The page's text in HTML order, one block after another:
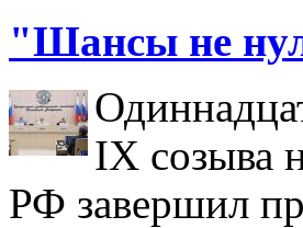
"Шансы не
IX созыва
РФ завершил